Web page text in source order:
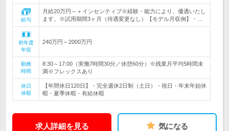
給与
月給20万円～＋インセンティブ※経験・能力により、優遇いたし
ます。※試用期間3ヶ月（待遇変更なし）【モデル月収例】・…
初年度
年収
240万円～2000万円
勤務
時間
8:30～17:00（実働7時間30分／休憩60分）※残業月平均5時間未
満※フレックスあり
休日
休暇
【年間休日120日】・完全週休2日制（土日）・祝日・年末年始休
暇・夏季休暇・有給休暇
求人詳細を見る 気になる